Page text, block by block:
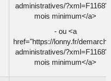
administratives/
mois minimum</a>
- ou <a
href="https://lonny.fr/
administratives/
mois minimum</a>